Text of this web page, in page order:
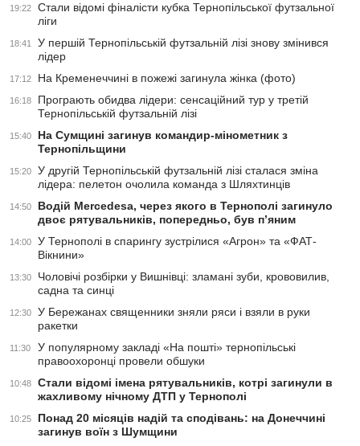
19:22
Стали відомі фіналісти кубка Тернопільської футзальної
ліги
18:41
У першій Тернопільській футзальній лізі знову змінився
лідер
17:12 На Кременеччині в пожежі загинула жінка (фото)
16:18
Програють обидва лідери: сенсаційний тур у третій
Тернопільській футзальній лізі
15:40
На Сумщині загинув командир-мінометник з
Тернопільщини
15:20
У другій Тернопільській футзальній лізі сталася зміна
лідера: пелетон очолила команда з Шляхтинців
14:50
Водій Mercedesа, через якого в Тернополі загинуло
двоє рятувальників, попередньо, був п’яним
14:00
У Тернополі в спарингу зустрілися «Агрон» та «ФАТ-
Вікнини»
13:30
Чоловічі розбірки у Вишнівці: зламані зуби, крововилив,
садна та синці
12:30
У Бережанах священники зняли ряси і взяли в руки
ракетки
11:30
У популярному закладі «На пошті» тернопільські
правоохоронці провели обшуки
10:48
Стали відомі імена рятувальників, котрі загинули в
жахливому нічному ДТП у Тернополі
10:25
Понад 20 місяців надій та сподівань: на Донеччині
загинув воїн з Шумщини